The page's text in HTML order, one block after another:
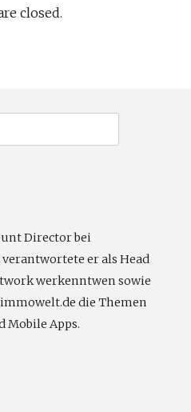
closed.
Director bei
er als Head
werkenntwen sowie
die Themen
Mobile Apps.